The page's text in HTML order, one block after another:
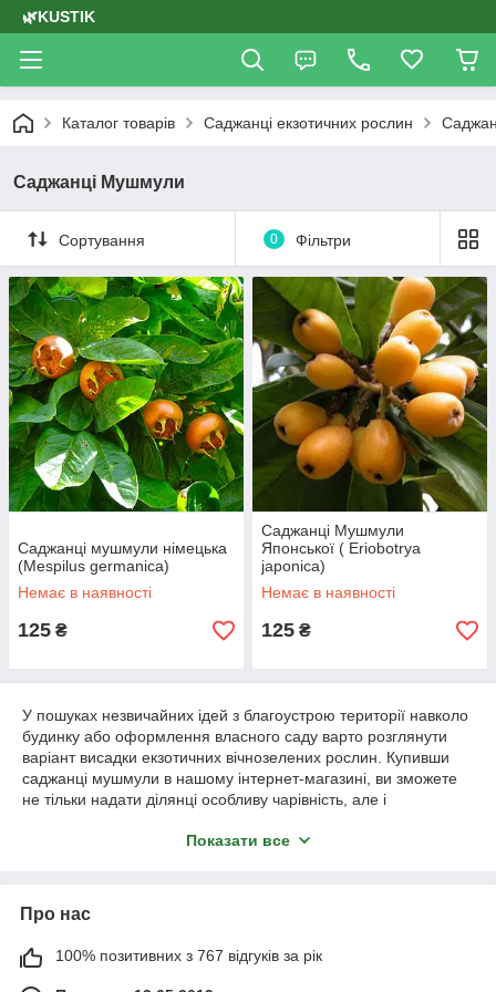
🌿KUSTIK
Каталог товарів Саджанці екзотичних рослин
Саджанці Мушмули
Сортування 0 Фільтри
Саджанці мушмули німецька
(Mespilus germanica)
Немає в наявності
125 ₴
Саджанці Мушмули
Японської ( Eriobotrya
japonica)
Немає в наявності
125 ₴
У пошуках незвичайних ідей з благоустрою території навколо
будинку або оформлення власного саду варто розглянути
варіант висадки екзотичних вічнозелених рослин. Купивши
саджанці мушмули в нашому інтернет-магазині, ви зможете
не тільки надати ділянці особливу чарівність, але і
трохи терпкими і ніжними плодами з ноткою кислинки.
опушення.
утворює їстівні плоди, які зазвичай зібрані в кисті по два-вісім
шт. М'якоть соковита, з кислинкою, з нотками груші, присутня
Показати все
Про нас
100% позитивних з 767 відгуків за рік